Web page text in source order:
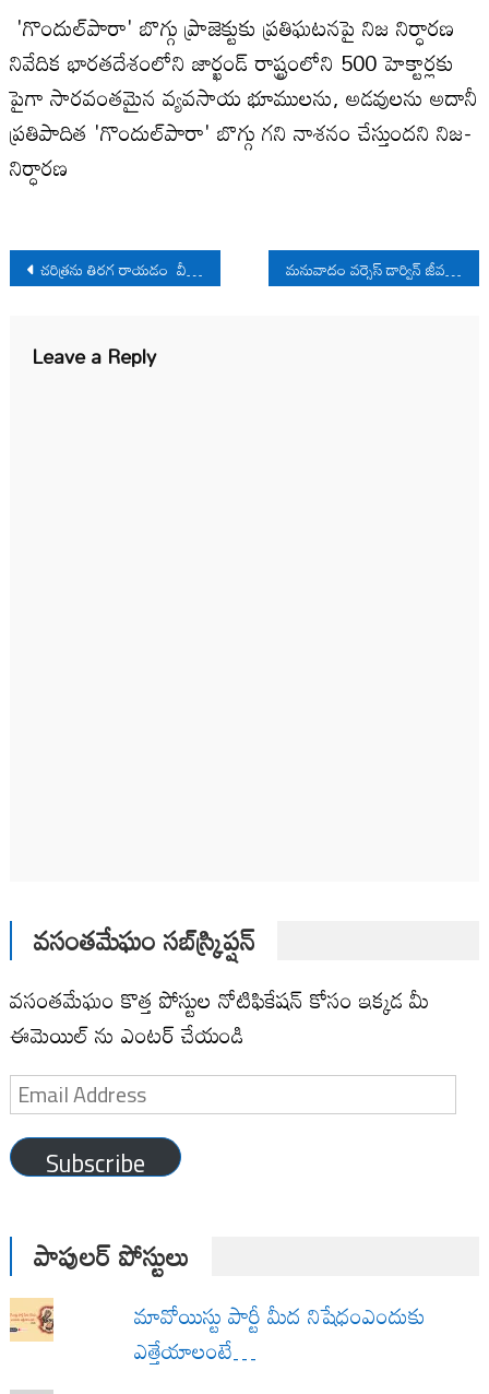
'గొందుల్‌పారా' బొగ్గు ప్రాజెక్టుకు ప్రతిఘటనపై నిజ నిర్ధారణ
నివేదిక భారతదేశంలోని జార్ఖండ్ రాష్ట్రంలోని 500 హెక్టార్లకు
పైగా సారవంతమైన వ్యవసాయ భూములను, అడవులను అదానీ
ప్రతిపాదిత 'గొందుల్‌పారా' బొగ్గు గని నాశనం చేస్తుందని నిజ-
నిర్ధారణ
Post
navigation
చరిత్రను తిరగ రాయడం వీరోచితం అనుకుంటున్నారా ? మనువాదం వర్సెస్ డార్విన్ జీవపరిణామ వాదం
Leave a Reply
వసంతమేఘం సబ్‌స్క్రిప్షన్
వసంతమేఘం కొత్త పోస్టుల నోటిఫికేషన్ కోసం ఇక్కడ మీ
ఈమెయిల్ ను ఎంటర్ చేయండి
Email
Address
Subscribe
పాపులర్ పోస్టులు
మావోయిస్టు పార్టీ మీద నిషేధంఎందుకు
ఎత్తేయాలంటే…